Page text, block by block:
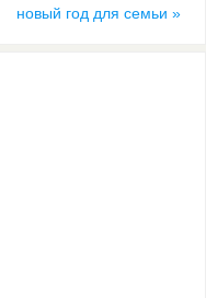
новый год для семьи»